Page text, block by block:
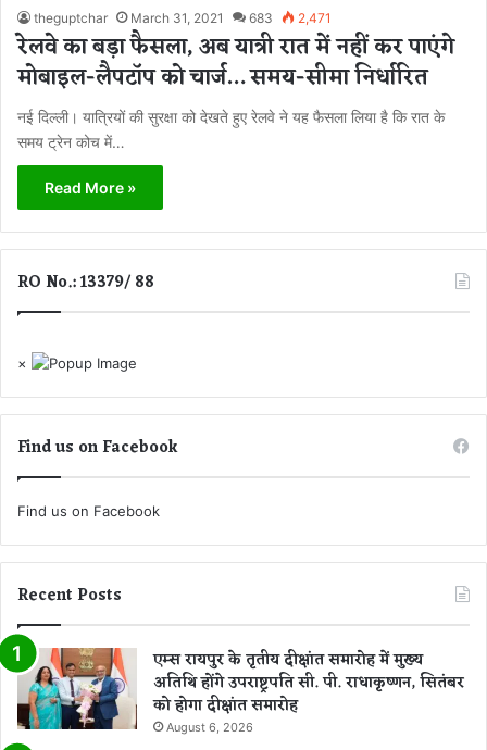
theguptchar March 31, 2021 683 2,471
रेलवे का बड़ा फैसला, अब यात्री रात में नहीं कर पाएंगे
मोबाइल-लैपटॉप को चार्ज… समय-सीमा निर्धारित
नई दिल्ली। यात्रियों की सुरक्षा को देखते हुए रेलवे ने यह फैसला लिया है कि रात के
समय ट्रेन कोच में…
Read More »
RO No.: 13379/ 88
×
Find us on Facebook
Find us on Facebook
Recent Posts
एम्स रायपुर के तृतीय दीक्षांत समारोह में मुख्य
अतिथि होंगे उपराष्ट्रपति सी. पी. राधाकृष्णन, सितंबर
को होगा दीक्षांत समारोह
August 6, 2026